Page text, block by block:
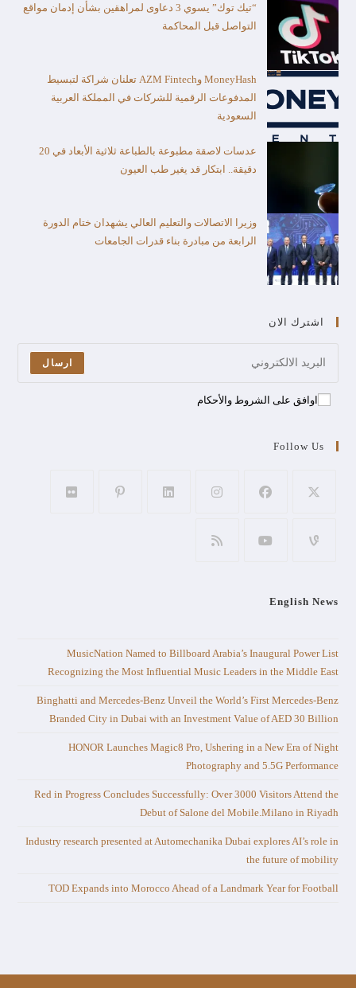
“تيك توك” يسوي 3 دعاوى لمراهقين بشأن إدمان مواقع
التواصل قبل المحاكمة
MoneyHash وAZM Fintech تعلنان شراكة لتبسيط
المدفوعات الرقمية للشركات في المملكة العربية
السعودية
عدسات لاصقة مطبوعة بالطباعة ثلاثية الأبعاد في 20
دقيقة.. ابتكار قد يغير طب العيون
وزيرا الاتصالات والتعليم العالي يشهدان ختام الدورة
الرابعة من مبادرة بناء قدرات الجامعات
اشترك الان
ارسال
اوافق على الشروط والأحكام
Follow Us
English News
MusicNation Named to Billboard Arabia’s Inaugural Power List
Recognizing the Most Influential Music Leaders in the Middle East
Binghatti and Mercedes-Benz Unveil the World’s First Mercedes-Benz
Branded City in Dubai with an Investment Value of AED 30 Billion
HONOR Launches Magic8 Pro, Ushering in a New Era of Night
Photography and 5.5G Performance
Red in Progress Concludes Successfully: Over 3000 Visitors Attend the
Debut of Salone del Mobile.Milano in Riyadh
Industry research presented at Automechanika Dubai explores AI’s role in
the future of mobility
TOD Expands into Morocco Ahead of a Landmark Year for Football